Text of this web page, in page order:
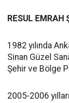
RESUL EMRAH
1982 yılında
Sinan Güzel
Şehir ve Bölge
2005-2006